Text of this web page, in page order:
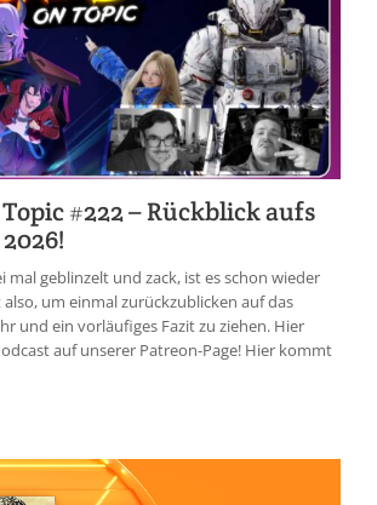
#222 – Rückblick aufs
mal geblinzelt und zack, ist es schon wieder
also, um einmal zurückzublicken auf das
und ein vorläufiges Fazit zu ziehen. Hier
auf unserer Patreon-Page! Hier kommt